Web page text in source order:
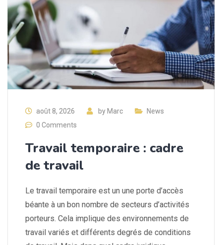
août 8, 2026 by Marc
News
0 Comments
Travail temporaire : cadre
de travail
Le travail temporaire est un une porte d’accès
béante à un bon nombre de secteurs d’activités
porteurs. Cela implique des environnements de
travail variés et différents degrés de conditions